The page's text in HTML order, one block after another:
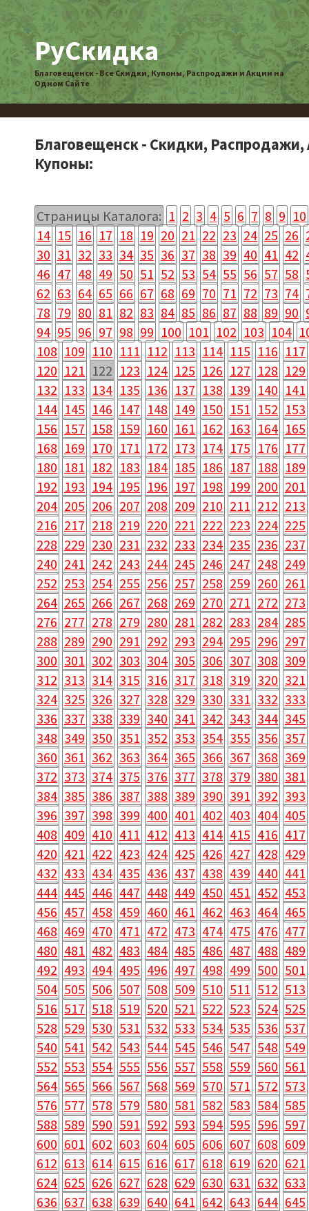
РуСкидка
Благовещенск - Все Скидки, Купоны, Распродажи и Акции на
Одном Сайте
Благовещенск - Скидки, Распродажи,
Купоны:
Страницы Каталога: 1 2 3 4 5 6 7 8 9 10
14 15 16 17 18 19 20 21 22 23 24 25 26
30 31 32 33 34 35 36 37 38 39 40 41 42
46 47 48 49 50 51 52 53 54 55 56 57 58
62 63 64 65 66 67 68 69 70 71 72 73 74
78 79 80 81 82 83 84 85 86 87 88 89 90
94 95 96 97 98 99 100 101 102 103 104
108 109 110 111 112 113 114 115 116 117
120 121 122 123 124 125 126 127 128 129
132 133 134 135 136 137 138 139 140 141
144 145 146 147 148 149 150 151 152 153
156 157 158 159 160 161 162 163 164 165
168 169 170 171 172 173 174 175 176 177
180 181 182 183 184 185 186 187 188 189
192 193 194 195 196 197 198 199 200 201
204 205 206 207 208 209 210 211 212 213
216 217 218 219 220 221 222 223 224 225
228 229 230 231 232 233 234 235 236 237
240 241 242 243 244 245 246 247 248 249
252 253 254 255 256 257 258 259 260 261
264 265 266 267 268 269 270 271 272 273
276 277 278 279 280 281 282 283 284 285
288 289 290 291 292 293 294 295 296 297
300 301 302 303 304 305 306 307 308 309
312 313 314 315 316 317 318 319 320 321
324 325 326 327 328 329 330 331 332 333
336 337 338 339 340 341 342 343 344 345
348 349 350 351 352 353 354 355 356 357
360 361 362 363 364 365 366 367 368 369
372 373 374 375 376 377 378 379 380 381
384 385 386 387 388 389 390 391 392 393
396 397 398 399 400 401 402 403 404 405
408 409 410 411 412 413 414 415 416 417
420 421 422 423 424 425 426 427 428 429
432 433 434 435 436 437 438 439 440 441
444 445 446 447 448 449 450 451 452 453
456 457 458 459 460 461 462 463 464 465
468 469 470 471 472 473 474 475 476 477
480 481 482 483 484 485 486 487 488 489
492 493 494 495 496 497 498 499 500 501
504 505 506 507 508 509 510 511 512 513
516 517 518 519 520 521 522 523 524 525
528 529 530 531 532 533 534 535 536 537
540 541 542 543 544 545 546 547 548 549
552 553 554 555 556 557 558 559 560 561
564 565 566 567 568 569 570 571 572 573
576 577 578 579 580 581 582 583 584 585
588 589 590 591 592 593 594 595 596 597
600 601 602 603 604 605 606 607 608 609
612 613 614 615 616 617 618 619 620 621
624 625 626 627 628 629 630 631 632 633
636 637 638 639 640 641 642 643 644 645